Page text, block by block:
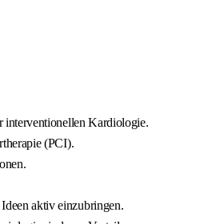
interventionellen Kardiologie.
(PCI).
aktiv einzubringen.